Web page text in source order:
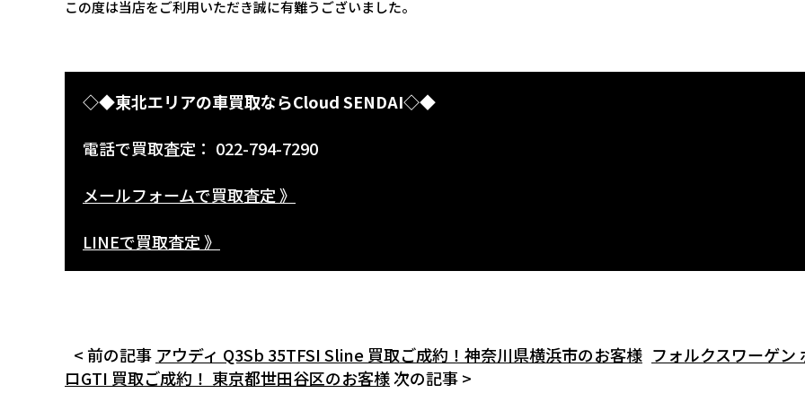
この度は当店をご利用いただき誠に有難うございました。
◇◆東北エリアの車買取ならCloud SENDAI◇◆
電話で買取査定： 022-794-7290
メールフォームで買取査定 》
LINEで買取査定 》
< 前の記事 アウディ Q3Sb 35TFSI Sline 買取ご成約！神奈川県横浜市のお客様 フォルクスワーゲン
ロGTI 買取ご成約！ 東京都世田谷区のお客様次の記事 >